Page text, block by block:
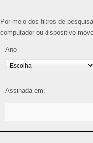
Por meio dos filtros de
computador ou dispositivo
Ano
Assinada em: